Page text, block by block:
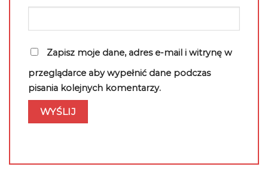
Zapisz moje dane, adres e-mail i witrynę w
przeglądarce aby wypełnić dane podczas
pisania kolejnych komentarzy.